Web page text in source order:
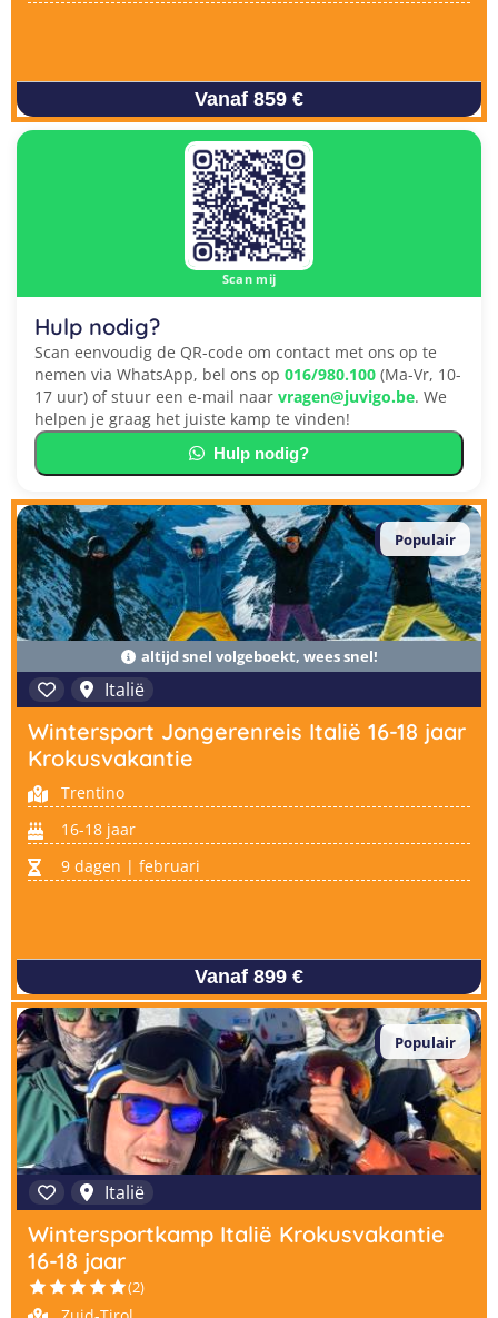
Vanaf 859 €
Scan mij
Hulp nodig?
Scan eenvoudig de QR-code om contact met ons op te
nemen via WhatsApp, bel ons op 016/980.100 (Ma-Vr, 10-
17 uur) of stuur een e-mail naar vragen@juvigo.be. We
helpen je graag het juiste kamp te vinden!
Hulp nodig?
altijd snel volgeboekt, wees snel!
Populair
Italië
Wintersport Jongerenreis Italië 16-18 jaar
Krokusvakantie
Trentino
16-18 jaar
9 dagen | februari
Vanaf 899 €
Populair
Italië
Wintersportkamp Italië Krokusvakantie
16-18 jaar
(2)